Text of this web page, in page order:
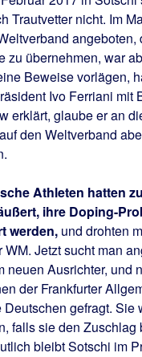
Trautvetter nicht. Im
angeboten,
zu übernehmen, war
Beweise vorlägen,
Ivo Ferriani mit
erklärt, glaube er an
den Weltverband
Athleten hatten
ihre Doping-
werden, und drohten
WM. Jetzt sucht man
neuen Ausrichter, und
der Frankfurter
gefragt. Sie
falls sie den Zuschlag
bleibt Sotschi im